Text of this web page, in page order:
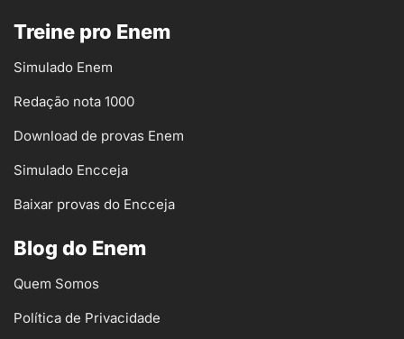
Treine pro Enem
Simulado Enem
Redação nota 1000
Download de provas Enem
Simulado Encceja
Baixar provas do Encceja
Blog do Enem
Quem Somos
Política de Privacidade